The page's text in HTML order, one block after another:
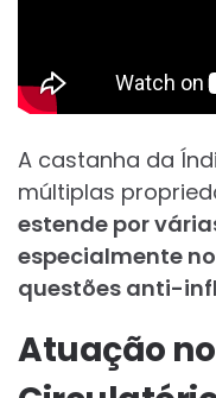
A castanha da
múltiplas
estende por
especialmente no
questões anti-
Atuação